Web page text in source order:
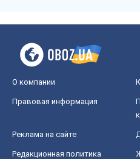
О компании
Правовая информация
Реклама на сайте
Редакционная политика